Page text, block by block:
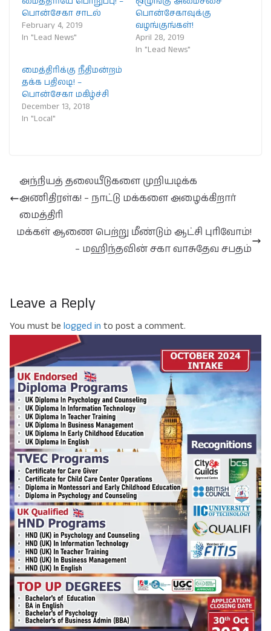
பொன்சேகா சாடல்
February 4, 2019
In "Lead News"
பொன்சேகாவுக்கு
வழங்குங்கள்!
April 28, 2019
In "Lead News"
மைத்திரிக்கு நீதிமன்றம்
தக்க பதிலடி! –
பொன்சேகா மகிழ்ச்சி
December 13, 2018
In "Local"
அந்நியத் தலையீடுகளை முறியடிக்க
அணிதிரள்க! – நாட்டு மக்களை அழைக்கிறார்
மைத்திரி
மக்கள் ஆணை பெற்று மீண்டும் ஆட்சி புரிவோம்!
– மஹிந்தவின் சகா வாசுதேவ சபதம்
Leave a Reply
You must be logged in to post a comment.